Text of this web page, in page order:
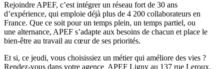
Rejoindre APEF, c’est intégrer un réseau fort de 30 ans
d’expérience, qui emploie déjà plus de 4 200 collaborateurs en
France. Que ce soit pour un temps plein, un temps partiel, ou
une alternance, APEF s’adapte aux besoins de chacun et place le
bien-être au travail au cœur de ses priorités.
Et si, ce jeudi, vous choisissiez un métier qui améliore des vies ?
Rendez-vous dans votre agence APEF Ligny au 137 rue Leroux,